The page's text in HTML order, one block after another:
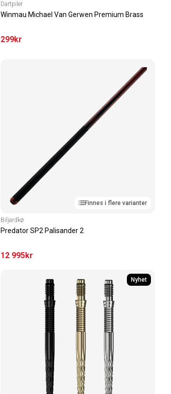
Dartpiler
Winmau Michael Van Gerwen Premium Brass
299kr
Finnes i flere varianter
Biljardkø
Predator SP2 Palisander 2
12 995kr
Nyhet